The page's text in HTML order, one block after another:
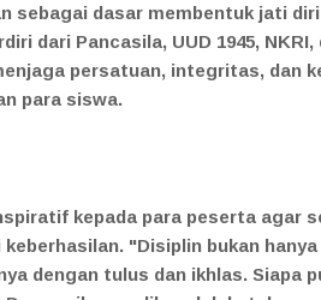
sebagai dasar membentuk jati
dari Pancasila, UUD 1945,
persatuan, integritas, dan
para siswa.
kepada para peserta agar
"Disiplin bukan
dengan tulus dan ikhlas. Siapa